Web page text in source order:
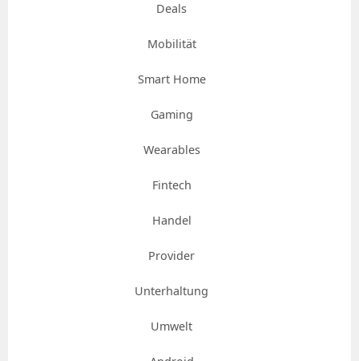
Deals
Mobilität
Smart Home
Gaming
Wearables
Fintech
Handel
Provider
Unterhaltung
Umwelt